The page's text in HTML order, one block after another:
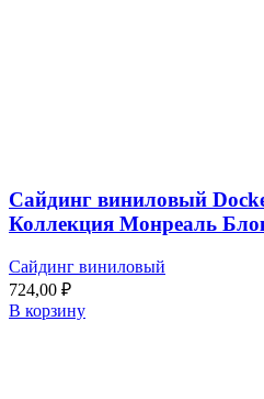
Сайдинг виниловый
Коллекция Монреаль
Сайдинг виниловый
724,00 ₽
В корзину